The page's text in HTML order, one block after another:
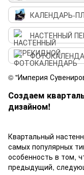
КАЛЕНДАРЬ-
НАСТЕННЫЙ
© "Империя
Создаем
дизайном!
Квартальный
самых популярных
особенность в том,
предыдущий,